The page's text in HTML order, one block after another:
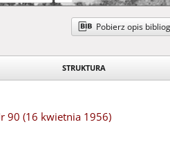
Pobierz opis
STRUKTURA
90 (16 kwietnia 1956)